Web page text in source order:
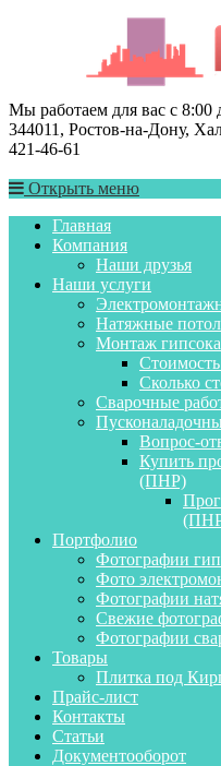
Мы работаем для вас с 8:00
344011, Ростов-на-Дону,
421-46-61
Открыть меню
Главная
Компания
Наши друзья
Наши услуги
Натяжные
Монтаж
Сколько
Сварочные
Вопрос-
Купить
(ПНР)
Портфолио
Фотографии
Фото
Фотографии
Свежие
Фотографии
Товары
Плитка под
Прайс-лист
Контакты
Статьи
Документооборот